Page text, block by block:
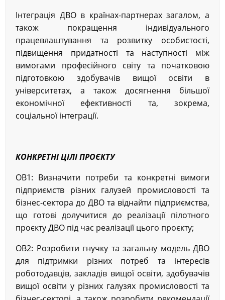
Інтеграція ДВО в країнах-партнерах загалом, а
також покращення індивідуального
працевлаштування та розвитку особистості,
підвищення придатності та наступності між
вимогами професійного світу та початковою
підготовкою здобувачів вищої освіти в
університетах, а також досягнення більшої
економічної ефективності та, зокрема,
соціальної інтеграції.
КОНКРЕТНІ ЦІЛІ ПРОЄКТУ
OB1: Визначити потреби та конкретні вимоги
підприємств різних галузей промисловості та
бізнес-сектора до ДВО та віднайти підприємства,
що готові долучитися до реалізації пілотного
проєкту ДВО під час реалізації цього проєкту;
OB2: Розробити гнучку та загальну модель ДВО
для підтримки різних потреб та інтересів
роботодавців, закладів вищої освіти, здобувачів
вищої освіти у різних галузях промисловості та